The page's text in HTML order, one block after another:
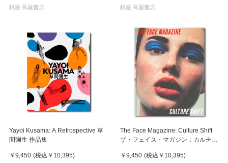
銀座 蔦屋書店 銀座 蔦屋書店
Yayoi Kusama: A Retrospective 草
間彌生 作品集
￥9,450 (税込 ￥10,395)
The Face Magazine: Culture Shift
ザ・フェイス・マガジン：カルチャ
￥9,450 (税込 ￥10,395)